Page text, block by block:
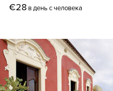
€28 в день с человека